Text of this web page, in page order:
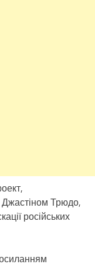
Джастіном Трюдо,
російських